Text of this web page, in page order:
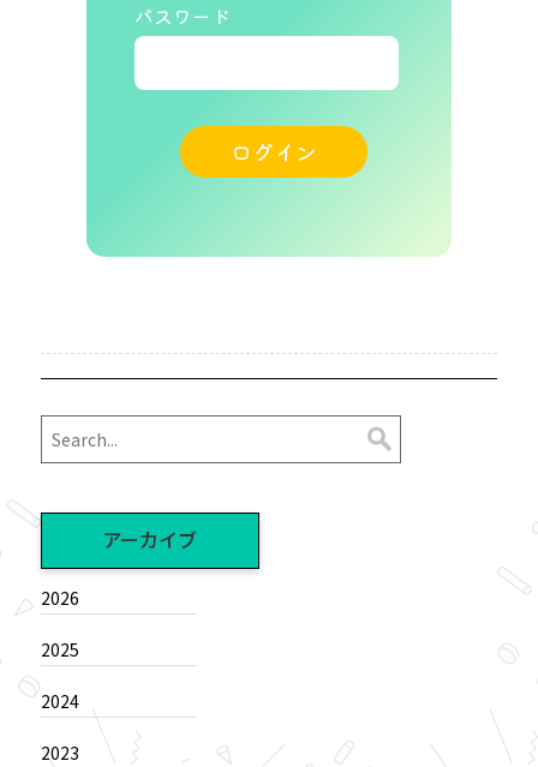
パスワード
アーカイブ
2026
2025
2024
2023